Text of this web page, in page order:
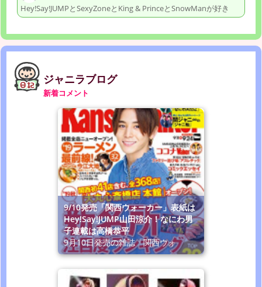
Hey!Say!JUMPとSexyZoneとKing & PrinceとSnowManが好き
ジャニラブログ
新着コメント
9/10発売「関西ウォーカー」表紙は
Hey!Say!JUMP山田涼介！なにわ男
子連載は高橋恭平
9月10日発売の雑誌「関西ウォ